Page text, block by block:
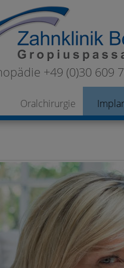
+49 (0)30
Oralchirurgie